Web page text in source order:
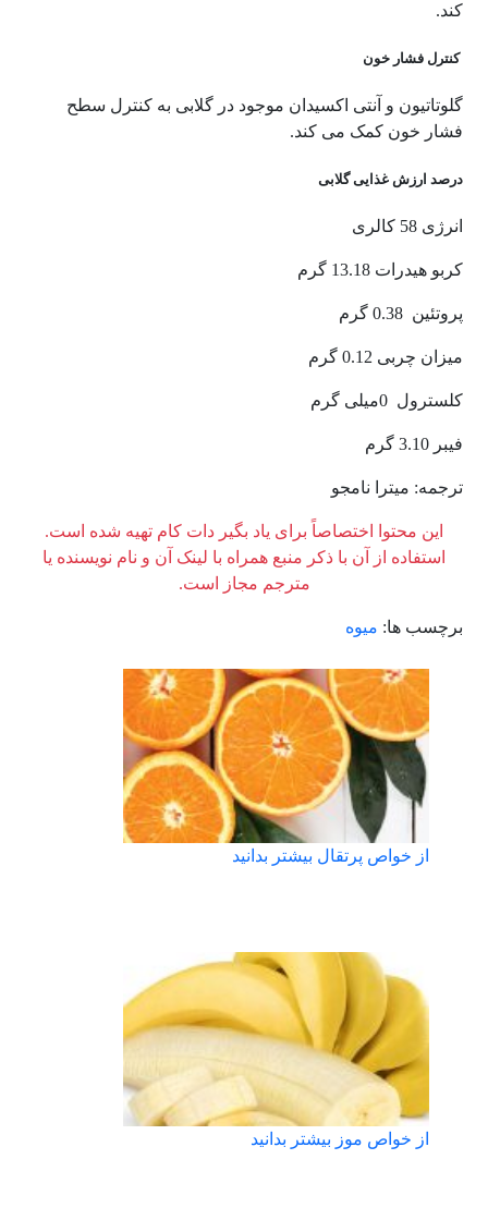
کند.
کنترل فشار خون
گلوتاتیون و آنتی اکسیدان موجود در گلابی به کنترل سطح
فشار خون کمک می کند.
درصد ارزش غذایی گلابی
انرژی 58 کالری
کربو هیدرات 13.18 گرم
پروتئین 0.38 گرم
میزان چربی 0.12 گرم
کلسترول 0میلی گرم
فیبر 3.10 گرم
ترجمه: میترا نامجو
این محتوا اختصاصاً برای یاد بگیر دات کام تهیه شده است.
استفاده از آن با ذکر منبع همراه با لینک آن و نام نویسنده یا
مترجم مجاز است.
برچسب ها: میوه
از خواص پرتقال بیشتر بدانید
از خواص موز بیشتر بدانید